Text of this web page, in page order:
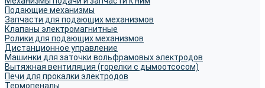
Подающие механизмы
Запчасти для подающих механизмов
Клапаны электромагнитные
Ролики для подающих механизмов
Дистанционное управление
Машинки для заточки вольфрамовых электродов
Вытяжная вентиляция (горелки с дымоотсосом)
Печи для прокалки электродов
Термопеналы